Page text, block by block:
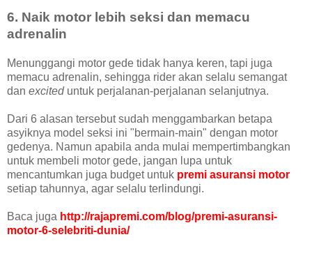
6. Naik motor lebih seksi dan memacu
adrenalin
Menunggangi motor gede tidak hanya keren, tapi juga
memacu adrenalin, sehingga rider akan selalu semangat
dan exciteduntuk perjalanan-perjalanan selanjutnya.
Dari 6 alasan tersebut sudah menggambarkan betapa
asyiknya model seksi ini "bermain-main" dengan motor
gedenya. Namun apabila anda mulai mempertimbangkan
untuk membeli motor gede, jangan lupa untuk
mencantumkan juga budget untuk premi asuransi motor
setiap tahunnya, agar selalu terlindungi.
Baca juga http://rajapremi.com/blog/premi-asuransi-
motor-6-selebriti-dunia/